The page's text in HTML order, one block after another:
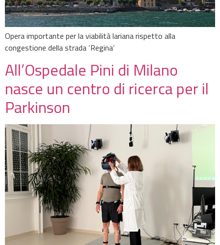
Opera importante per la viabilità lariana rispetto alla
congestione della strada ‘Regina’
All’Ospedale Pini di Milano
nasce un centro di ricerca per il
Parkinson